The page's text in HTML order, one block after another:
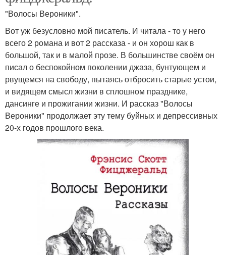
"Волосы Вероники".
Вот уж безусловно мой писатель. И читала - то у него
всего 2 романа и вот 2 рассказа - и он хорош как в
большой, так и в малой прозе. В большинстве своём он
писал о беспокойном поколении джаза, бунтующем и
рвущемся на свободу, пытаясь отбросить старые устои,
и видящем смысл жизни в сплошном празднике,
дансинге и прожигании жизни. И рассказ "Волосы
Вероники" продолжает эту тему буйных и депрессивных
20-х годов прошлого века.